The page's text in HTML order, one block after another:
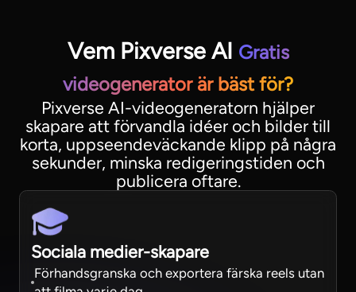
Vem Pixverse AI Gratis
videogenerator är bäst för?
Pixverse AI-videogeneratorn hjälper
skapare att förvandla idéer och bilder till
korta, uppseendeväckande klipp på några
sekunder, minska redigeringstiden och
publicera oftare.
Sociala medier-skapare
Förhandsgranska och exportera färska reels utan